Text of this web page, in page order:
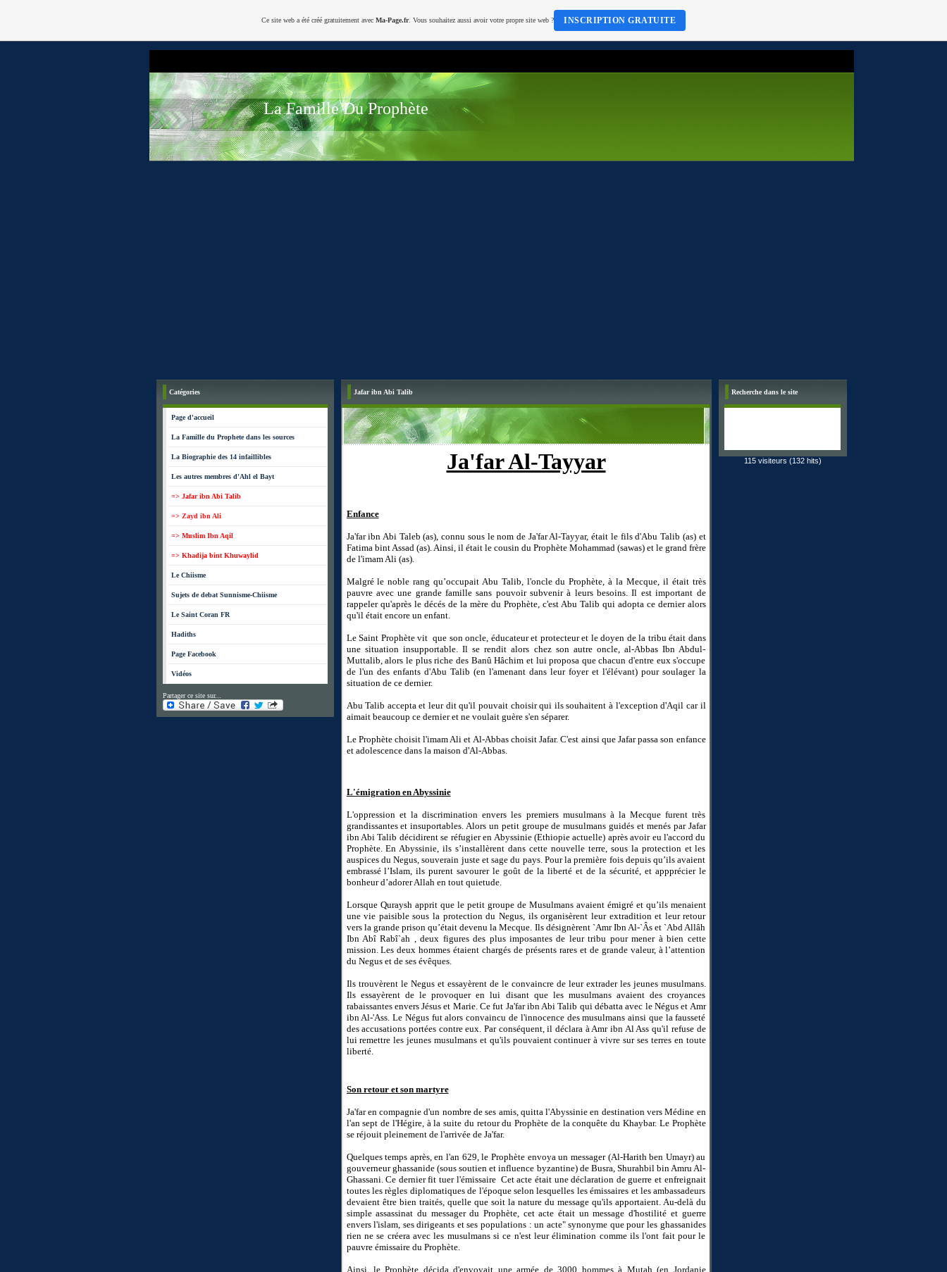
La Famille Du Prophète
Catégories
Page d'accueil
La Famille du Prophete dans les sources
La Biographie des 14 infaillibles
Les autres membres d'Ahl el Bayt
=> Jafar ibn Abi Talib
=> Zayd ibn Ali
=> Muslim Ibn Aqil
=> Khadija bint Khuwaylid
Le Chiisme
Sujets de debat Sunnisme-Chiisme
Le Saint Coran FR
Hadiths
Page Facebook
Vidéos
Partager ce site sur...
Jafar ibn Abi Talib
Ja'far Al-Tayyar
Enfance
Ja'far ibn Abi Taleb (as), connu sous le nom de Ja'far Al-Tayyar, était le fils d'Abu Talib (as) et
Fatima bint Assad (as). Ainsi, il était le cousin du Prophète Mohammad (sawas) et le grand frère
de l'imam Ali (as).
Malgré le noble rang qu’occupait Abu Talib, l'oncle du Prophète, à la Mecque, il était très
pauvre avec une grande famille sans pouvoir subvenir à leurs besoins. Il est important de
rappeler qu'après le décés de la mère du Prophète, c'est Abu Talib qui adopta ce dernier alors
qu'il était encore un enfant.
Le Saint Prophète vit que son oncle, éducateur et protecteur et le doyen de la tribu était dans
une situation insupportable. Il se rendit alors chez son autre oncle, al-Abbas Ibn Abdul-
Muttalib, alors le plus riche des Banû Hâchim et lui proposa que chacun d'entre eux s'occupe
de l'un des enfants d'Abu Talib (en l'amenant dans leur foyer et l'élévant) pour soulager la
situation de ce dernier.
Abu Talib accepta et leur dit qu'il pouvait choisir qui ils souhaitent à l'exception d'Aqil car il
aimait beaucoup ce dernier et ne voulait guère s'en séparer.
Le Prophète choisit l'imam Ali et Al-Abbas choisit Jafar. C'est ainsi que Jafar passa son enfance
et adolescence dans la maison d'Al-Abbas.
L'émigration en Abyssinie
L'oppression et la discrimination envers les premiers musulmans à la Mecque furent très
grandissantes et insuportables. Alors un petit groupe de musulmans guidés et menés par Jafar
ibn Abi Talib décidirent se réfugier en Abyssinie (Ethiopie actuelle) après avoir eu l'accord du
Prophète. En Abyssinie, ils s’installèrent dans cette nouvelle terre, sous la protection et les
auspices du Negus, souverain juste et sage du pays. Pour la première fois depuis qu’ils avaient
embrassé l’Islam, ils purent savourer le goût de la liberté et de la sécurité, et appprécier le
bonheur d’adorer Allah en tout quietude.
Lorsque Quraysh apprit que le petit groupe de Musulmans avaient émigré et qu’ils menaient
une vie paisible sous la protection du Negus, ils organisèrent leur extradition et leur retour
vers la grande prison qu’était devenu la Mecque. Ils désignèrent `Amr Ibn Al-`Âs et `Abd Allâh
Ibn Abî Rabî`ah , deux figures des plus imposantes de leur tribu pour mener à bien cette
mission. Les deux hommes étaient chargés de présents rares et de grande valeur, à l’attention
du Negus et de ses évêques.
Ils trouvèrent le Negus et essayèrent de le convaincre de leur extrader les jeunes musulmans.
Ils essayèrent de le provoquer en lui disant que les musulmans avaient des croyances
rabaissantes envers Jésus et Marie. Ce fut Ja'far ibn Abi Talib qui débatta avec le Négus et Amr
ibn Al-'Ass. Le Négus fut alors convaincu de l'innocence des musulmans ainsi que la fausseté
des accusations portées contre eux. Par conséquent, il déclara à Amr ibn Al Ass qu'il refuse de
lui remettre les jeunes musulmans et qu'ils pouvaient continuer à vivre sur ses terres en toute
liberté.
Son retour et son martyre
Ja'far en compagnie d'un nombre de ses amis, quitta l'Abyssinie en destination vers Médine en
l'an sept de l'Hégire, à la suite du retour du Prophète de la conquête du Khaybar. Le Prophète
se réjouit pleinement de l'arrivée de Ja'far.
Quelques temps après, en l'an 629, le Prophète envoya un messager (Al-Harith ben Umayr) au
gouverneur ghassanide (sous soutien et influence byzantine) de Busra, Shurahbil bin Amru Al-
Ghassani. Ce dernier fit tuer l'émissaire Cet acte était une déclaration de guerre et enfreignait
toutes les règles diplomatiques de l'époque selon lesquelles les émissaires et les ambassadeurs
devaient être bien traités, quelle que soit la nature du message qu'ils apportaient. Au-delà du
simple assassinat du messager du Prophète, cet acte était un message d'hostilité et guerre
envers l'islam, ses dirigeants et ses populations : un acte" synonyme que pour les ghassanides
rien ne se créera avec les musulmans si ce n'est leur élimination comme ils l'ont fait pour le
pauvre émissaire du Prophète.
Ainsi, le Prophète décida d'envoyait une armée de 3000 hommes à Mutah (en Jordanie
Recherche dans le site
115 visiteurs (132 hits)
Ce site web a été créé gratuitement avec Ma-Page.fr. Vous souhaitez aussi avoir votre propre site web ? INSCRIPTION GRATUITE